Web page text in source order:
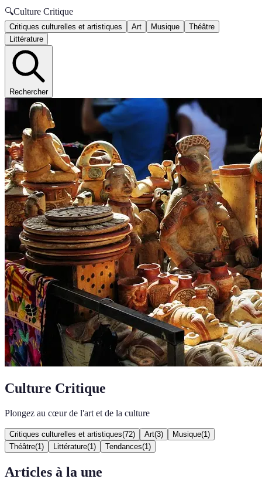
🔍Culture Critique
Critiques culturelles et artistiques Art Musique
Théâtre
Littérature
Rechercher
Culture Critique
Plongez au cœur de l'art et de la culture
Critiques culturelles et artistiques(72) Art(3) Musique(1 )
Théâtre(1 ) Littérature(1 ) Tendances(1 )
Articles à la une